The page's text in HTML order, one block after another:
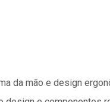
da mão e design